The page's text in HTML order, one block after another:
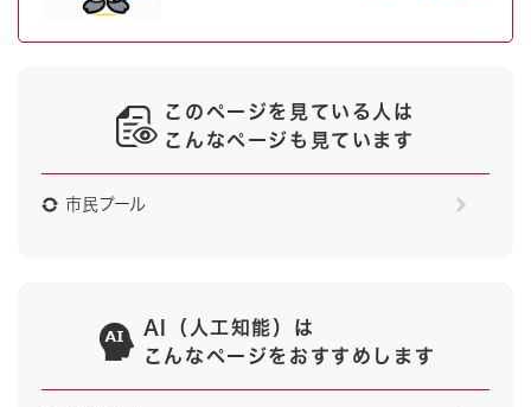
このページを見ている人は
こんなページも見ています
市民プール
AI（人工知能）は
こんなページをおすすめします